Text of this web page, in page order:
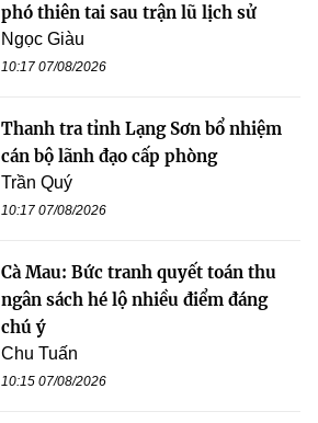
phó thiên tai sau trận lũ lịch sử
Ngọc Giàu
10:17 07/08/2026
Thanh tra tỉnh Lạng Sơn bổ nhiệm
cán bộ lãnh đạo cấp phòng
Trần Quý
10:17 07/08/2026
Cà Mau: Bức tranh quyết toán thu
ngân sách hé lộ nhiều điểm đáng
chú ý
Chu Tuấn
10:15 07/08/2026